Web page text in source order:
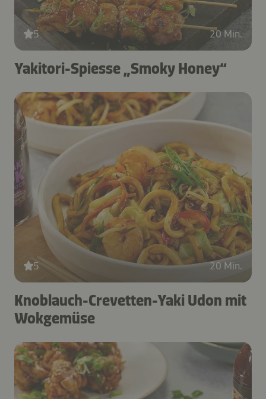
5 20 Min.
Yakitori-Spiesse „Smoky Honey“
5 20 Min.
Knoblauch-Crevetten-Yaki Udon mit
Wokgemüse